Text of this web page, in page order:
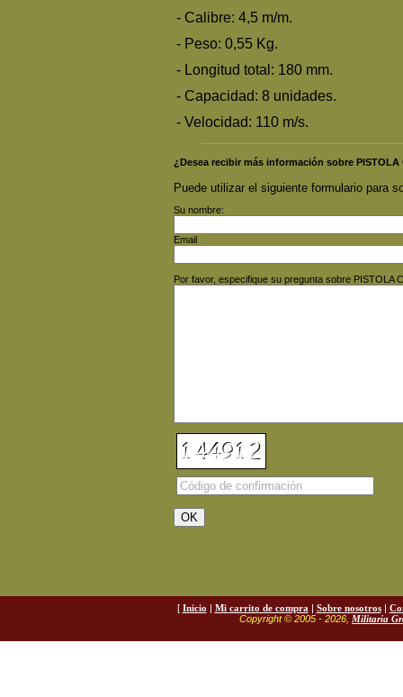
- Calibre: 4,5 m/m.
- Peso: 0,55 Kg.
- Longitud total: 180 mm.
- Capacidad: 8 unidades.
- Velocidad: 110 m/s.
¿Desea recibir más información sobre PISTOLA
Puede utilizar el siguiente formulario para
Su nombre:
Email
Por favor, especifique su pregunta sobre PISTOLA
[ Inicio | Mi carrito de compra | Sobre nosotros|
Copyright © 2005 - 2026, Militaria